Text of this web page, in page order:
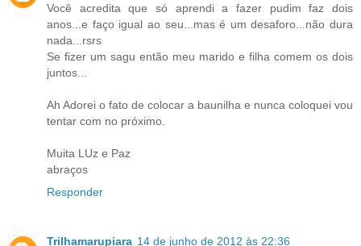
Você acredita que só aprendi a fazer pudim faz dois
anos...e faço igual ao seu...mas é um desaforo...não dura
nada...rsrs
Se fizer um sagu então meu marido e filha comem os dois
juntos...
Ah Adorei o fato de colocar a baunilha e nunca coloquei vou
tentar com no próximo.
Muita LUz e Paz
abraços
Responder
Trilhamarupiara 14 de junho de 2012 às 22:36